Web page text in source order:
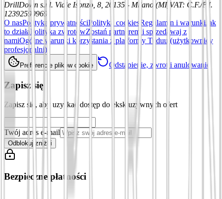
DrillDown s.r.l. Viale Isonzo, 8, 20135 - Milano (MI) VAT: C.F./P.I.
12392590969
O nasPolityka prywatnościPolityka cookies Regulamin i warunkiJak
to działaPolityka zwrotówZostań partnerem i sprzedawaj z
namiOgólne warunki korzystania z platformy Tuduu (użytkownicy
profesjonalni)
Preferencje plików cookie Odstąpienie, zwrot i anulowanie
Zapisz się
Zapisz się, aby uzyskać dostęp do ekskluzywnych ofert
Twój adres e-mail
Odblokuj zniżki
Bezpieczne płatności